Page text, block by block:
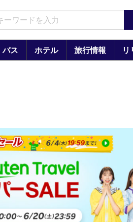
バス ホテル 旅行情報 リ